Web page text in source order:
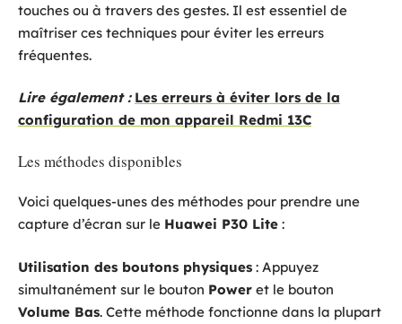
touches ou à travers des gestes. Il est essentiel de
maîtriser ces techniques pour éviter les erreurs
fréquentes.
Lire également : Les erreurs à éviter lors de la
configuration de mon appareil Redmi 13C
Les méthodes disponibles
Voici quelques-unes des méthodes pour prendre une
capture d’écran sur le Huawei P30 Lite :
Utilisation des boutons physiques : Appuyez
simultanément sur le bouton Power et le bouton
Volume Bas. Cette méthode fonctionne dans la plupart